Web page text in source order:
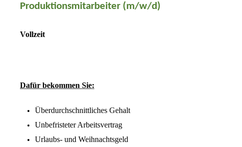
Produktionsmitarbeiter (m/w/d)
Vollzeit
Dafür bekommen Sie:
Überdurchschnittliches Gehalt
Unbefristeter Arbeitsvertrag
Urlaubs- und Weihnachtsgeld